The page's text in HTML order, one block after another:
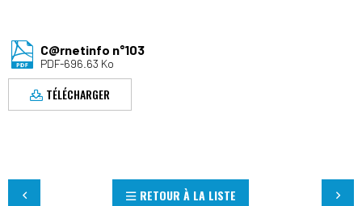
C@rnetinfo n°103
PDF-696.63 Ko
TÉLÉCHARGER
RETOUR À LA LISTE